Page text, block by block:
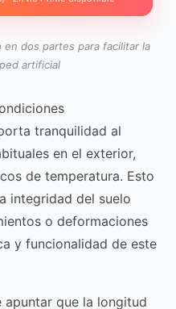
dos partes para facilitar la
artificial
tranquilidad al
en el exterior,
de temperatura. Esto
integridad del suelo
o deformaciones
y funcionalidad de este
apuntar que la longitud